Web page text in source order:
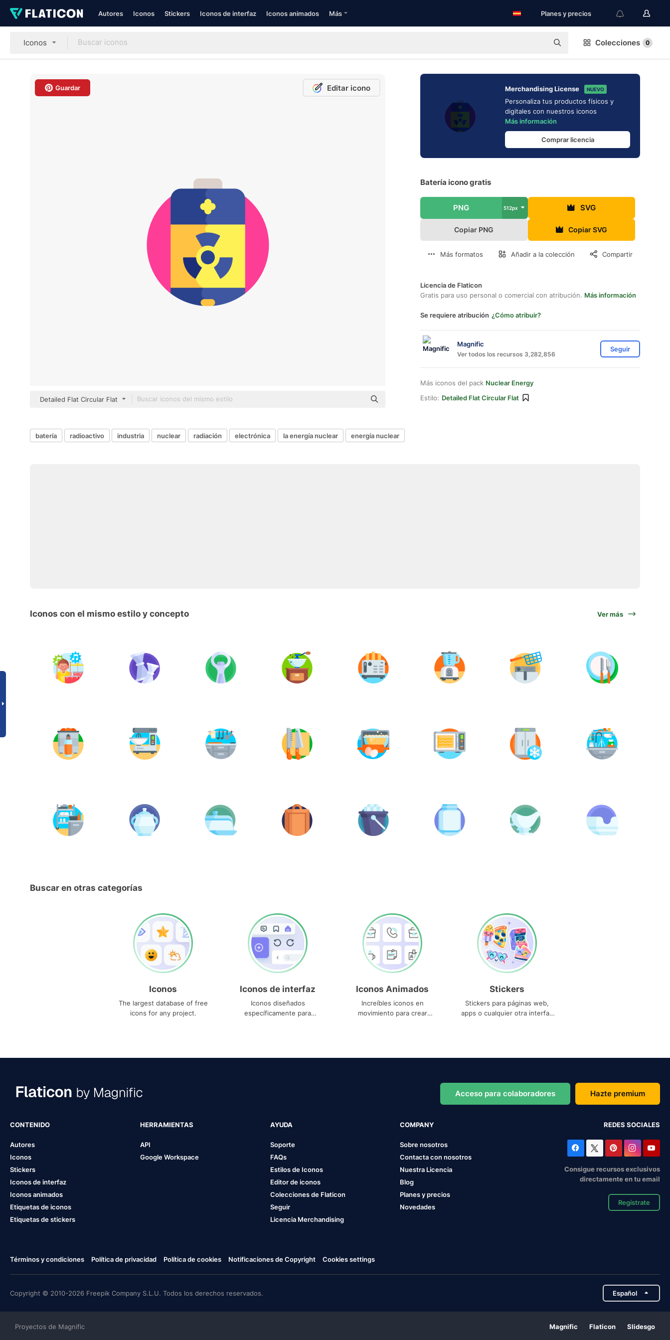
Autores Iconos Stickers Iconos de interfaz Iconos animados Más Planes y precios
Iconos Colecciones 0
Guardar Editar icono
Detailed Flat Circular Flat
Merchandising License NUEVO
Personaliza tus productos físicos y
digitales con nuestros iconos
Más información
Comprar licencia
Batería icono gratis
PNG 512px SVG
Copiar PNG Copiar SVG
Más formatos Añadir a la colección Compartir
Licencia de Flaticon
Gratis para uso personal o comercial con atribución. Más información
Se requiere atribución ¿Cómo atribuir?
Magnific
Ver todos los recursos 3,282,856
Seguir
Más iconos del pack Nuclear Energy
Estilo: Detailed Flat Circular Flat
batería radioactivo industria nuclear radiación electrónica la energía nuclear energía nuclear
Iconos con el mismo estilo y concepto Ver más
Buscar en otras categorías
Iconos
The largest database of free
icons for any project.
Iconos de interfaz
Iconos diseñados
específicamente para
Iconos Animados
Increíbles iconos en
movimiento para crear
Stickers
Stickers para páginas web,
apps o cualquier otra interfaz
Acceso para colaboradores Hazte premium
CONTENIDO
Autores
Iconos
Stickers
Iconos de interfaz
Iconos animados
Etiquetas de iconos
Etiquetas de stickers
HERRAMIENTAS
API
Google Workspace
AYUDA
Soporte
FAQs
Estilos de Iconos
Editor de iconos
Colecciones de Flaticon
Seguir
Licencia Merchandising
COMPANY
Sobre nosotros
Contacta con nosotros
Nuestra Licencia
Blog
Planes y precios
Novedades
REDES SOCIALES
Consigue recursos exclusivos
directamente en tu email
Regístrate
Términos y condiciones Política de privacidad Política de cookies Notificaciones de Copyright Cookies settings
Copyright © 2010-2026 Freepik Company S.L.U. Todos los derechos reservados. Español
Proyectos de Magnific Magnific Flaticon Slidesgo